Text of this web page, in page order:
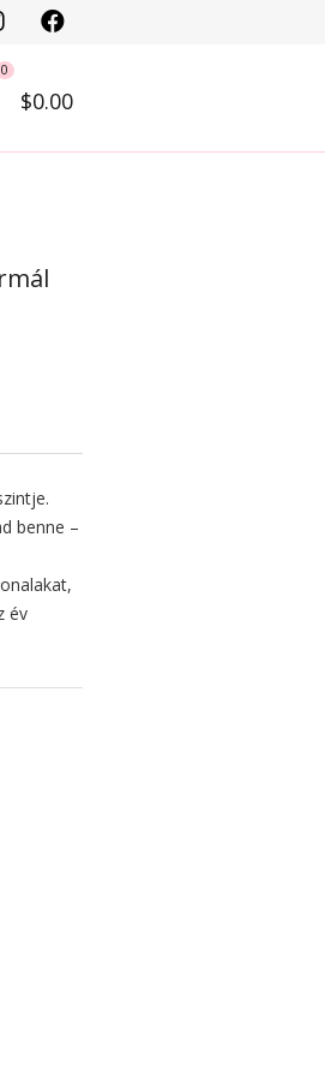
0
$0.00
benne –
év